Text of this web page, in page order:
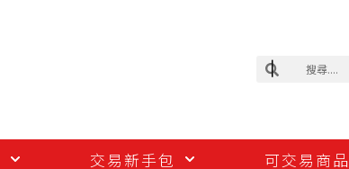
交易新手包 可交易商品